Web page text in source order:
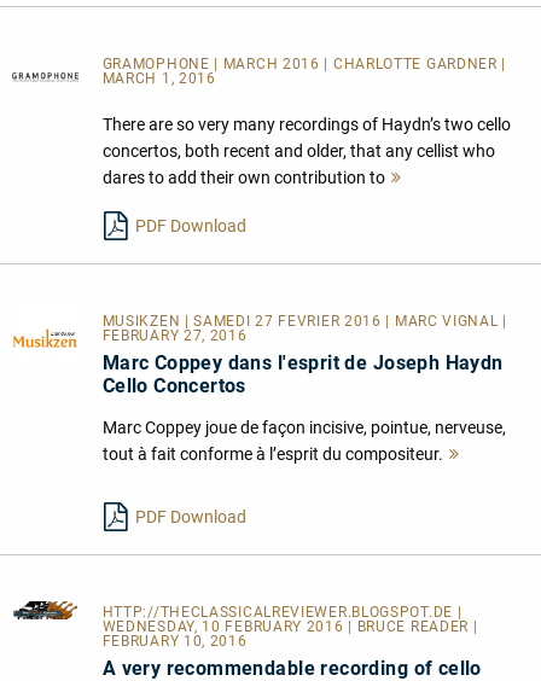
GRAMOPHONE | MARCH 2016 | CHARLOTTE GARDNER |
MARCH 1, 2016
There are so very many recordings of Haydn’s two cello
concertos, both recent and older, that any cellist who
dares to add their own contribution to
PDF Download
MUSIKZEN
| SAMEDI 27 FEVRIER 2016 | MARC VIGNAL |
FEBRUARY 27, 2016
Marc Coppey dans l'esprit de Joseph Haydn
Cello Concertos
Marc Coppey joue de façon incisive, pointue, nerveuse,
tout à fait conforme à l’esprit du compositeur.
PDF Download
HTTP://THECLASSICALREVIEWER.BLOGSPOT.DE
WEDNESDAY, 10 FEBRUARY 2016 | BRUCE READER |
FEBRUARY 10, 2016
A very recommendable recording of cello